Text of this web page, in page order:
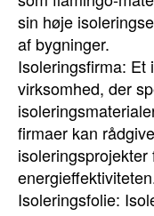
sin høje
af bygninger.
Isoleringsfirma: Et
virksomhed, der
firmaer kan
Isoleringsfolie: